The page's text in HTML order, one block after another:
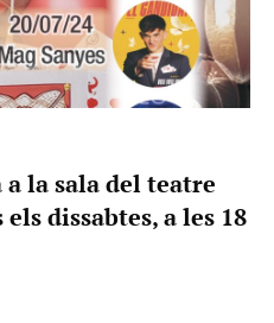
la sala del teatre
dissabtes, a les 18